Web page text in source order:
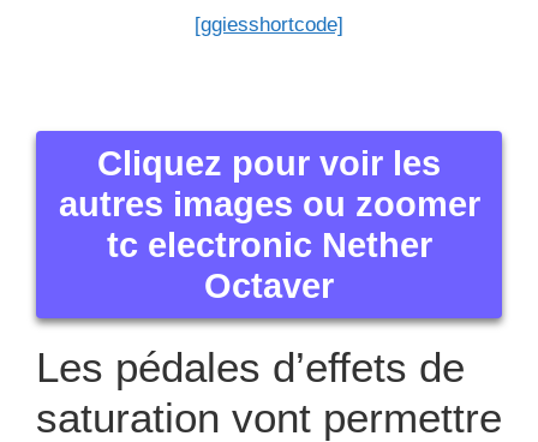
[ggiesshortcode]
Cliquez pour voir les
autres images ou zoomer
tc electronic Nether
Octaver
Les pédales d’effets de
saturation vont permettre